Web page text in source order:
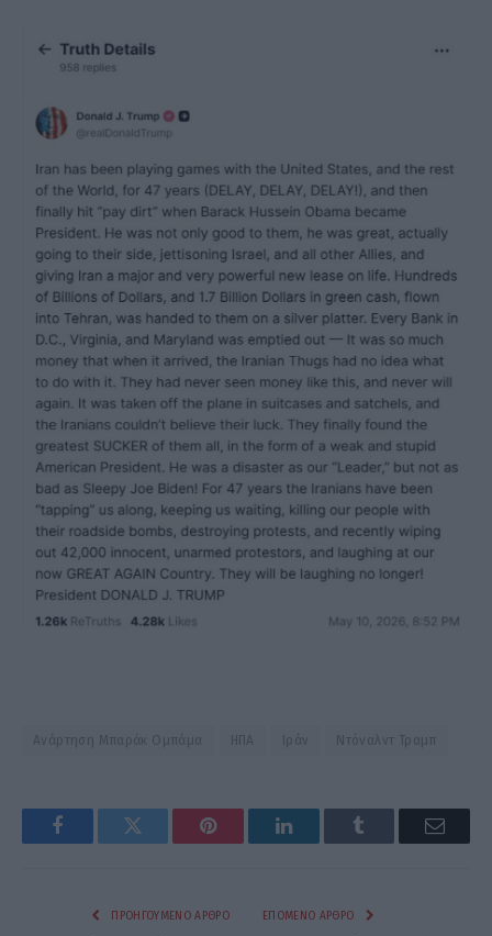
Ανάρτηση Μπαράκ Ομπάμα ΗΠΑ Ιράν Ντόναλντ Τραμπ
FacebookTwitter Pinterest LinkedInTumblr Email
ΠΡΟΗΓΟΎΜΕΝΟ ΆΡΘΡΟ ΕΠΌΜΕΝΟ ΆΡΘΡΟ